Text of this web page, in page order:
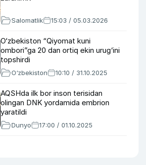
Salomatlik 15:03 / 05.03.2026
O‘zbekiston “Qiyomat kuni
ombori”ga 20 dan ortiq ekin urug‘ini
topshirdi
O‘zbekiston 10:10 / 31.10.2025
AQSHda ilk bor inson terisidan
olingan DNK yordamida embrion
yaratildi
Dunyo 17:00 / 01.10.2025